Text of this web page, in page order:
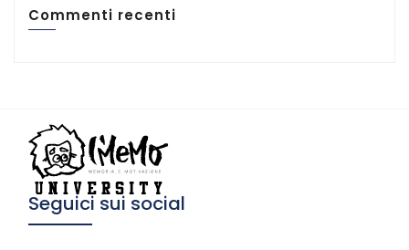
Commenti recenti
Seguici sui social